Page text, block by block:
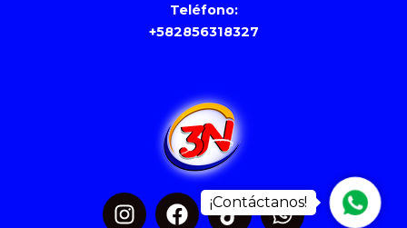
Teléfono:
+582856318327
I
F
T
W